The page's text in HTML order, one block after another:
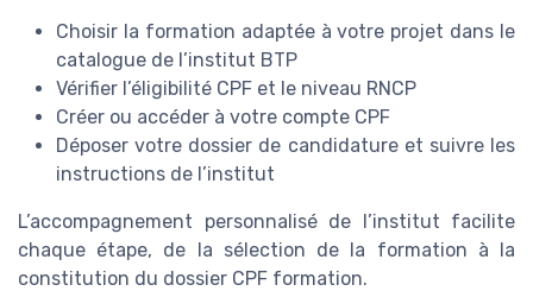
Choisir la formation adaptée à votre projet dans le
catalogue de l’institut BTP
Vérifier l’éligibilité CPF et le niveau RNCP
Créer ou accéder à votre compte CPF
Déposer votre dossier de candidature et suivre les
instructions de l’institut
L’accompagnement personnalisé de l’institut facilite
chaque étape, de la sélection de la formation à la
constitution du dossier CPF formation.